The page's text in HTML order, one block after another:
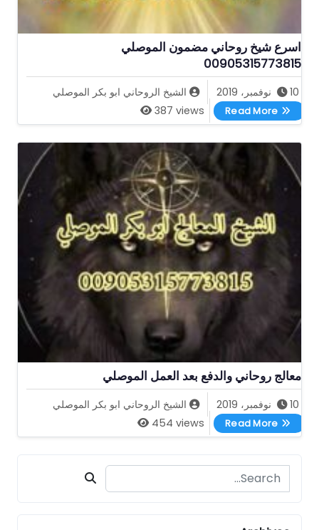
اسرع شيخ روحاني مضمون الموصلي
00905315773815
10 نوفمبر، 2019
الشيخ الروحاني ابو بكر الموصلي
387 views
Read More
اسرع شيخ روحاني مضمون الموصلي 00905315773815
معالج روحاني والدفع بعد العمل الموصلي
10 نوفمبر، 2019
الشيخ الروحاني ابو بكر الموصلي
454 views
Read More
معالج روحاني والدفع بعد العمل الموصلي
Search for: